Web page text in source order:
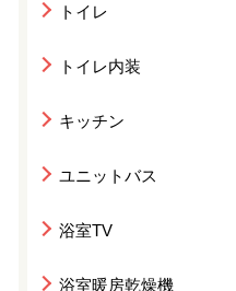
トイレ
トイレ内装
キッチン
ユニットバス
浴室TV
浴室暖房乾燥機